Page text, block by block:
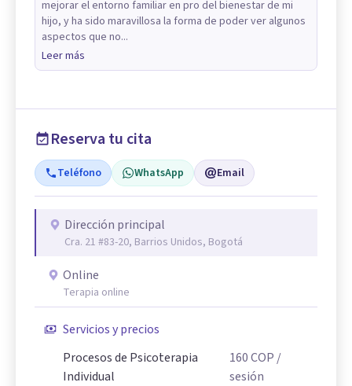
mejorar el entorno familiar en pro del bienestar de mi
hijo, y ha sido maravillosa la forma de poder ver algunos
aspectos que no...
Leer más
Reserva tu cita
Teléfono WhatsApp Email
Dirección principal
Cra. 21 #83-20, Barrios Unidos, Bogotá
Online
Terapia online
Servicios y precios
Procesos de Psicoterapia
Individual
160 COP /
sesión